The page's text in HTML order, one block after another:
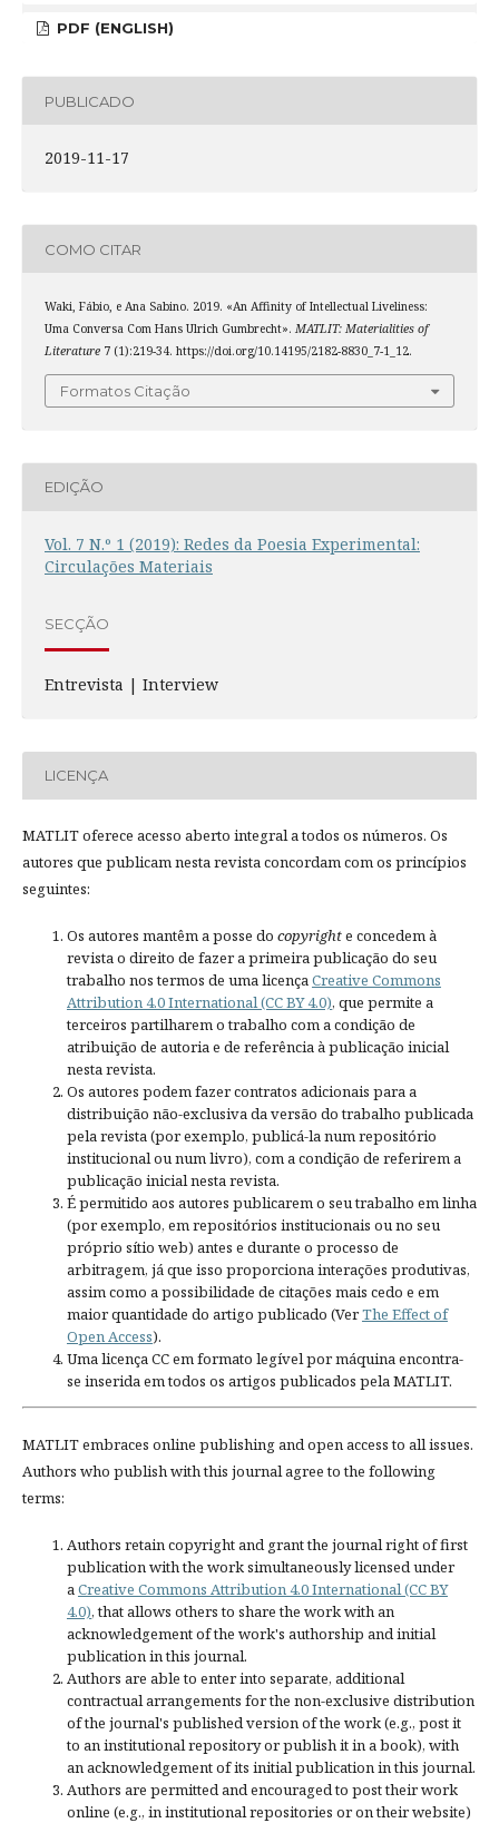
PDF (ENGLISH)
PUBLICADO
2019-11-17
COMO CITAR
Waki, Fábio, e Ana Sabino. 2019. «An Affinity of Intellectual Liveliness:
Uma Conversa Com Hans Ulrich Gumbrecht». MATLIT: Materialities of
Literature7 (1):219-34. https://doi.org/10.14195/2182-8830_7-1_12.
Formatos Citação
EDIÇÃO
Vol. 7 N.º 1 (2019): Redes da Poesia Experimental:
Circulações Materiais
SECÇÃO
Entrevista | Interview
LICENÇA
MATLIT oferece acesso aberto integral a todos os números. Os
autores que publicam nesta revista concordam com os princípios
seguintes:
Os autores mantêm a posse do copyrighte concedem à
revista o direito de fazer a primeira publicação do seu
trabalho nos termos de uma licençaCreative Commons
Attribution 4.0 International (CC BY 4.0), que permite a
terceiros partilharem o trabalho com a condição de
atribuição de autoria e de referência à publicação inicial
nesta revista.
Os autores podem fazer contratos adicionais para a
distribuição não-exclusiva da versão do trabalho publicada
pela revista (por exemplo, publicá-la num repositório
institucional ou num livro), com a condição de referirem a
publicação inicial nesta revista.
É permitido aos autores publicarem o seu trabalho em linha
(por exemplo, em repositórios institucionais ou no seu
próprio sítio web) antes e durante o processo de
arbitragem, já que isso proporciona interações produtivas,
assim como a possibilidade de citações mais cedo e em
maior quantidade do artigo publicado (VerThe Effect of
Open Access).
Uma licença CC em formato legível por máquina encontra-
se inserida em todos os artigos publicados pela MATLIT.
MATLIT embraces online publishing and open access to all issues.
Authors who publish with this journal agree to the following
terms:
Authors retain copyright and grant the journal right of first
publication with the work simultaneously licensed under
aCreative Commons Attribution 4.0 International (CC BY
4.0), that allows others to share the work with an
acknowledgement of the work's authorship and initial
publication in this journal.
Authors are able to enter into separate, additional
contractual arrangements for the non-exclusive distribution
of the journal's published version of the work (e.g., post it
to an institutional repository or publish it in a book), with
an acknowledgement of its initial publication in this journal.
Authors are permitted and encouraged to post their work
online (e.g., in institutional repositories or on their website)